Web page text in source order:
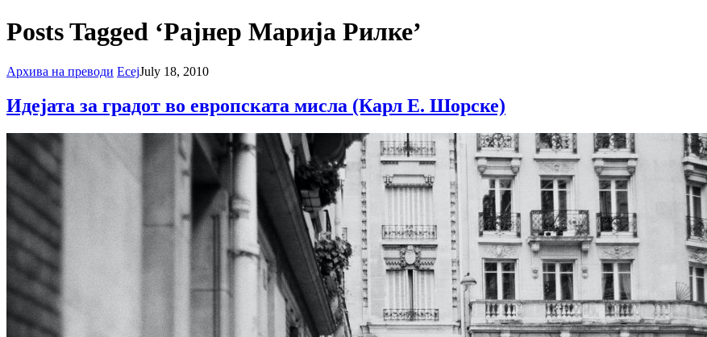
Posts Tagged ‘Рајнер Марија Рилке’
Архива на преводи ЕсејJuly 18, 2010
Идејата за градот во европската мисла (Карл Е. Шорске)